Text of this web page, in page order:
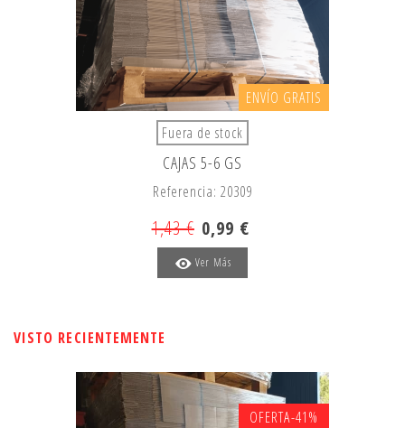
ENVÍO GRATIS
Fuera de stock
CAJAS 5-6 GS
Referencia: 20309
1,43 € 0,99 €
Ver Más
VISTO RECIENTEMENTE
OFERTA-41%